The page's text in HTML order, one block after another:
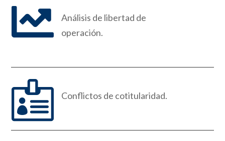

Análisis de libertad de
operación.
 Conflictos de cotitularidad.